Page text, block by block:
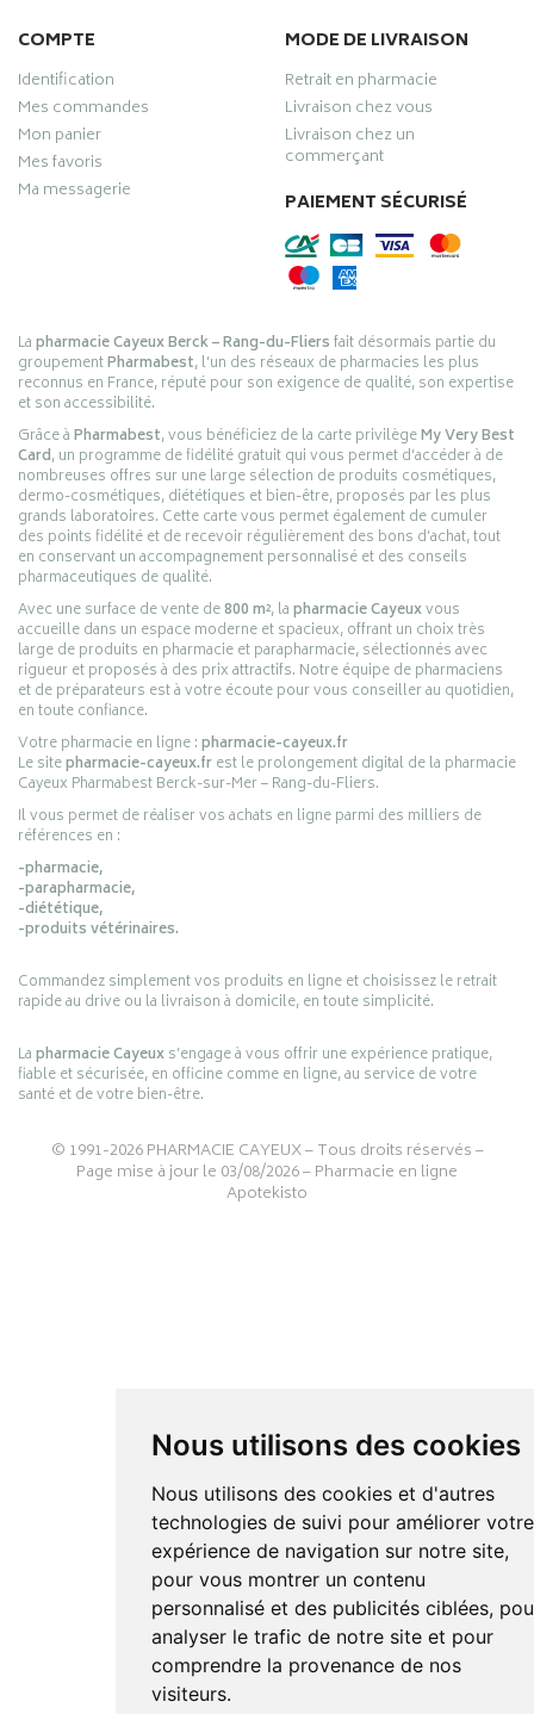
Nous utilisons des cookies
Nous utilisons des cookies et d'autres
technologies de suivi pour améliorer votre
expérience de navigation sur notre site,
pour vous montrer un contenu
personnalisé et des publicités ciblées,
analyser le trafic de notre site et pour
comprendre la provenance de nos
visiteurs.
COMPTE
Identification
Mes commandes
Mon panier
Mes favoris
Ma messagerie
MODE DE LIVRAISON
Retrait en pharmacie
Livraison chez vous
Livraison chez un
commerçant
PAIEMENT SÉCURISÉ
Lapharmacie Cayeux Berck – Rang-du-Fliersfait désormais partie du
groupementPharmabest, l’un des réseaux de pharmacies les plus
reconnus en France, réputé pour son exigence de qualité, son expertise
et son accessibilité.
Grâce àPharmabest, vous bénéficiez de la carte privilègeMy Very Best
Card, un programme de fidélité gratuit qui vous permet d’accéder à de
nombreuses offres sur une large sélection de produits cosmétiques,
dermo-cosmétiques, diététiques et bien-être, proposés par les plus
grands laboratoires. Cette carte vous permet également de cumuler
des points fidélité et de recevoir régulièrement des bons d’achat, tout
en conservant un accompagnement personnalisé et des conseils
pharmaceutiques de qualité.
Avec une surface de vente de800 m², lapharmacie Cayeuxvous
accueille dans un espace moderne et spacieux, offrant un choix très
large de produits en pharmacie et parapharmacie, sélectionnés avec
rigueur et proposés à des prix attractifs. Notre équipe de pharmaciens
et de préparateurs est à votre écoute pour vous conseiller au quotidien,
en toute confiance.
Votre pharmacie en ligne :pharmacie-cayeux.fr
Le sitepharmacie-cayeux.frest le prolongement digital de la pharmacie
Cayeux Pharmabest Berck-sur-Mer – Rang-du-Fliers.
Il vous permet de réaliser vos achats en ligne parmi des milliers de
références en :
-pharmacie,
-parapharmacie,
-diététique,
-produits vétérinaires.
Commandez simplement vos produits en ligne et choisissez le retrait
rapide au drive ou la livraison à domicile, en toute simplicité.
Lapharmacie Cayeuxs’engage à vous offrir une expérience pratique,
fiable et sécurisée, en officine comme en ligne, au service de votre
santé et de votre bien-être.
© 1991-2026PHARMACIE CAYEUX– Tous droits réservés –
Page mise à jour le 03/08/2026 –Pharmacie en ligne
Apotekisto